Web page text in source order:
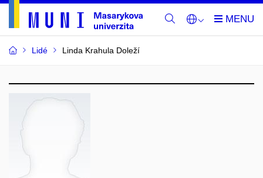
Lidé Linda Krahula Doleží